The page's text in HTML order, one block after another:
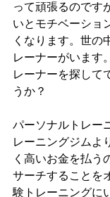
って頑張るのです
いとモチベーショ
くなります。世の
レーナーがいます
レーナーを探して
うか？
パーソナルトレー
レーニングジムよ
く高いお金を払う
サーチすることを
験トレーニングに